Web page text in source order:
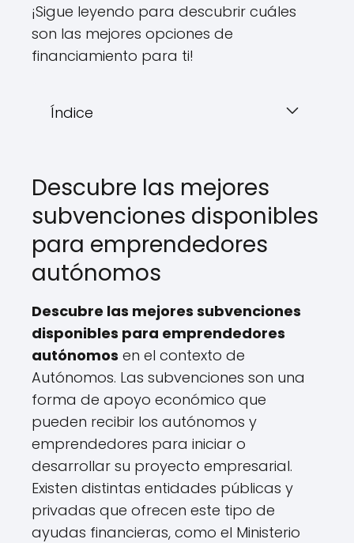
¡Sigue leyendo para descubrir cuáles
son las mejores opciones de
financiamiento para ti!
Índice
Descubre las mejores
subvenciones disponibles
para emprendedores
autónomos
Descubre las mejores subvenciones
disponibles para emprendedores
autónomos en el contexto de
Autónomos. Las subvenciones son una
forma de apoyo económico que
pueden recibir los autónomos y
emprendedores para iniciar o
desarrollar su proyecto empresarial.
Existen distintas entidades públicas y
privadas que ofrecen este tipo de
ayudas financieras, como el Ministerio